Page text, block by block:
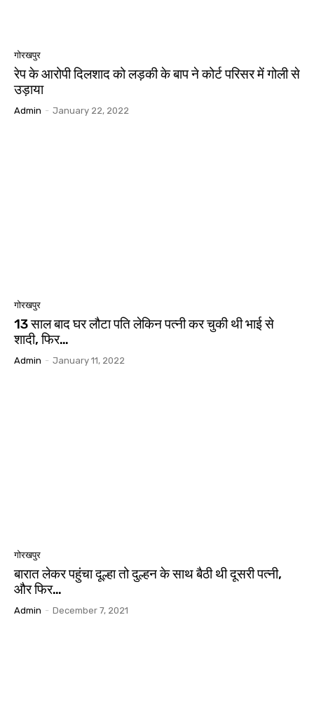
गोरखपुर
रेप के आरोपी दिलशाद को लड़की के बाप ने कोर्ट परिसर में गोली से
उड़ाया
Admin - January 22, 2022
गोरखपुर
13 साल बाद घर लौटा पति लेकिन पत्नी कर चुकी थी भाई से
शादी, फिर…
Admin - January 11, 2022
गोरखपुर
बारात लेकर पहुंचा दूल्हा तो दुल्हन के साथ बैठी थी दूसरी पत्नी,
और फिर…
Admin - December 7, 2021